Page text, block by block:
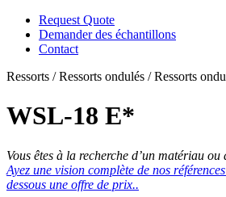
Request Quote
Demander des échantillons
Contact
Ressorts / Ressorts ondulés / Ressorts
WSL-18 E*
Vous êtes à la recherche d’un matériau
Ayez une vision complète de nos
dessous une offre de prix..